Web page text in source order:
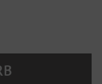
Menge